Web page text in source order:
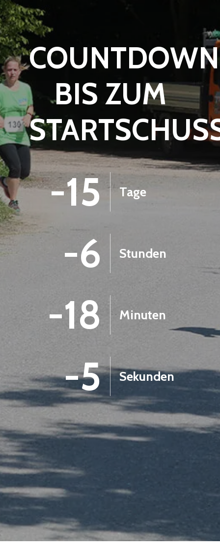
COUNTDOWN
BIS ZUM
-15 Tage
-6 Stunden
-18 Minuten
-6 Sekunden